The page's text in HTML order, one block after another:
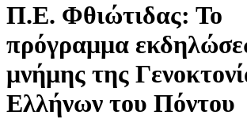
Π.Ε. Φθιώτιδας: Το
πρόγραμμα
μνήμης της
Ελλήνων του Πόντου